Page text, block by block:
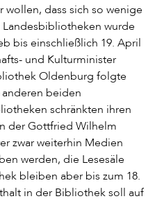
wollen, dass sich so wenige
wurde
bis einschließlich 19. April
und Kulturminister
Oldenburg folgte
beiden
schränkten ihren
der Gottfried Wilhelm
zwar weiterhin Medien
werden, die Lesesäle
bleiben aber bis zum 18.
in der Bibliothek soll auf